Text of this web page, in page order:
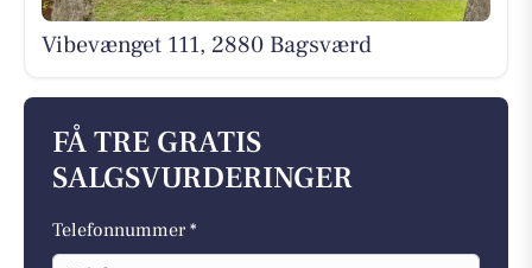
Vibevænget 111, 2880 Bagsværd
FÅ TRE GRATIS
SALGSVURDERINGER
Telefonnummer *